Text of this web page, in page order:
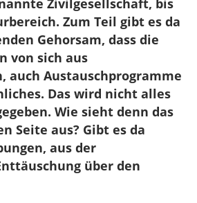
Zivilgesellschaft, bis
Zum Teil gibt es da
Gehorsam, dass die
von sich aus
auch Austauschprogramme
Das wird nicht alles
Wie sieht denn das
Seite aus? Gibt es da
aus der
über den